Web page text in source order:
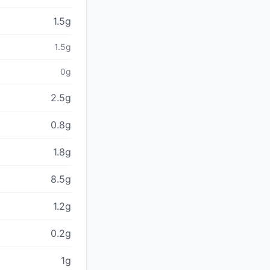
1.5g
1.5g
0g
2.5g
0.8g
1.8g
8.5g
1.2g
0.2g
1g